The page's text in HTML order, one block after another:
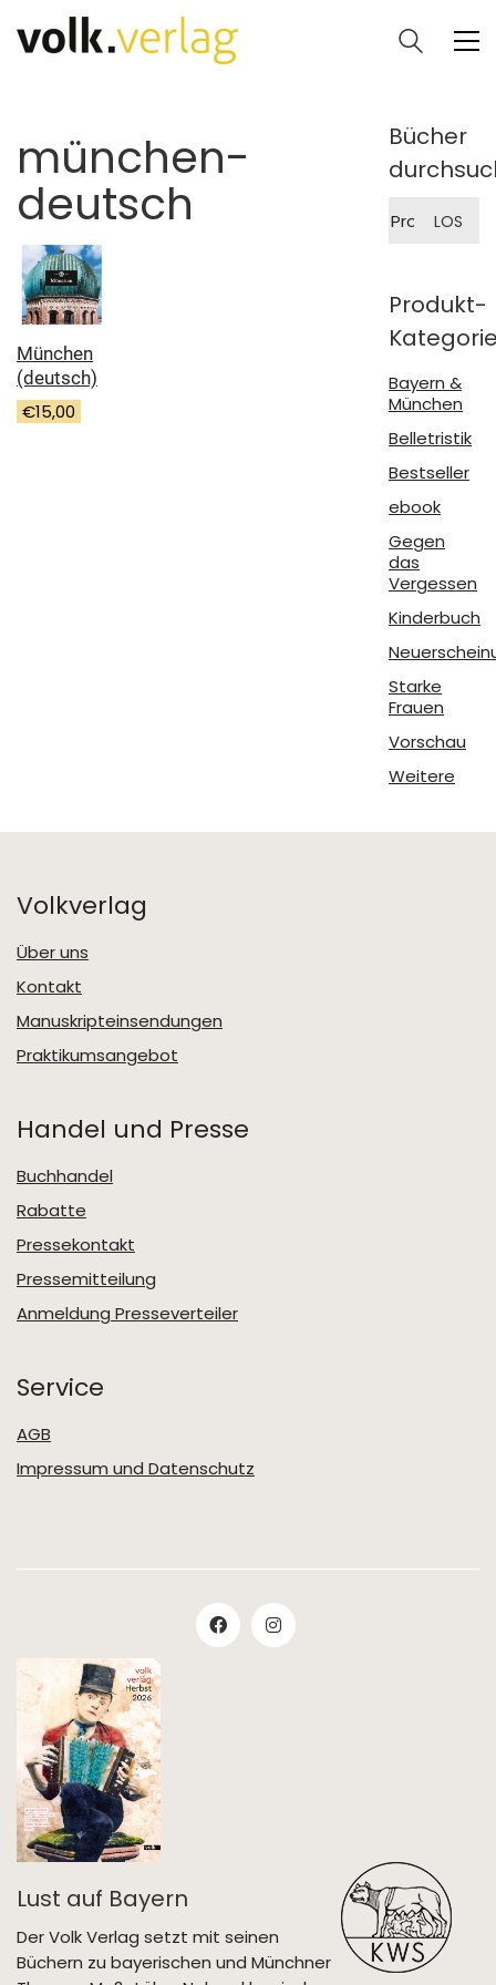
münchen-
deutsch
München
(deutsch)
€15,00
Bücher
nach:
LOS
Produkt-
Bayern &
München
Belletristik
Bestseller
ebook
Gegen
das
Vergessen
Kinderbuch
Starke
Frauen
Vorschau
Weitere
Volkverlag
Über uns
Kontakt
Manuskripteinsendungen
Praktikumsangebot
Handel und Presse
Buchhandel
Rabatte
Pressekontakt
Pressemitteilung
Anmeldung Presseverteiler
Service
AGB
Impressum und Datenschutz
Lust auf Bayern
Der Volk Verlag setzt mit seinen
Büchern zu bayerischen und Münchner